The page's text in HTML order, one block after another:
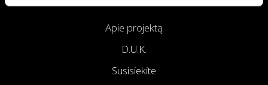
Apie projektą
D.U.K.
Susisiekite